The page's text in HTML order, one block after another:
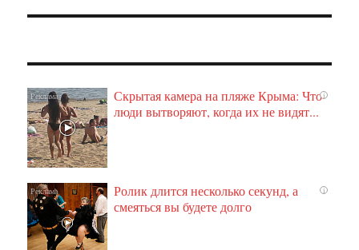
i
Скрытая камера на пляже Крыма: Что
люди вытворяют, когда их не видят...
i
Ролик длится несколько секунд, а
смеяться вы будете долго